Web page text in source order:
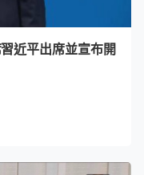
近平出席並宣布開